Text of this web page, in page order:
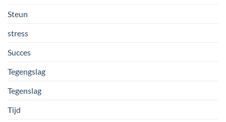
Steun
stress
Succes
Tegengslag
Tegenslag
Tijd